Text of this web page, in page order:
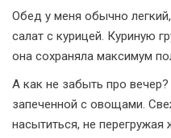
Обед у меня обычно
салат с курицей. Куриную
она сохраняла максимум
А как не забыть про
запеченной с овощами.
насытиться, не перегружая